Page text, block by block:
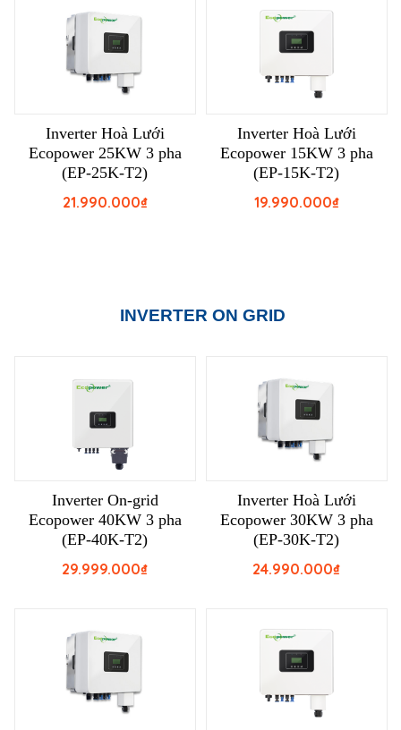
Inverter Hoà Lưới
Ecopower 25KW 3 pha
(EP-25K-T2)
₫
21.990.000
Inverter Hoà Lưới
Ecopower 15KW 3 pha
(EP-15K-T2)
₫
19.990.000
INVERTER ON GRID
Inverter On-grid
Ecopower 40KW 3 pha
(EP-40K-T2)
₫
29.999.000
Inverter Hoà Lưới
Ecopower 30KW 3 pha
(EP-30K-T2)
₫
24.990.000